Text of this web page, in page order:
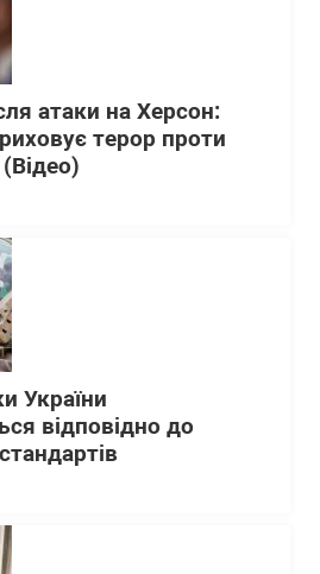
атаки на Херсон:
терор проти
України
відповідно до